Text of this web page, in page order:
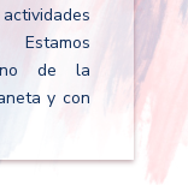
de la
y con